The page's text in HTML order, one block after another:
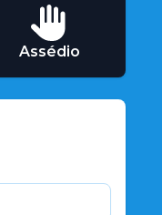
Futuro
fiscal na
dos
Assédio